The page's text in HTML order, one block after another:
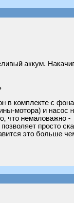
аккум.
в комплекте с
мотора) и насос
что немаловажно -
просто
это больше